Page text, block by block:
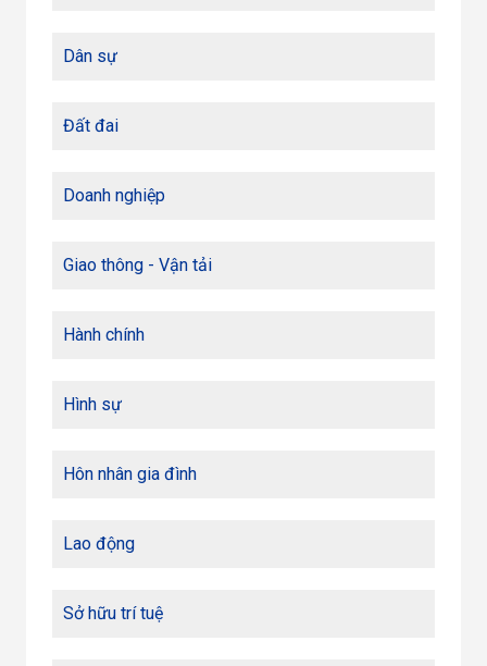
Dân sự
Đất đai
Doanh nghiệp
Giao thông - Vận tải
Hành chính
Hình sự
Hôn nhân gia đình
Lao động
Sở hữu trí tuệ